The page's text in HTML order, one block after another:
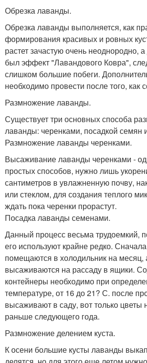
Обрезка лаванды.
Обрезка лаванды выполняется, как
формирования красивых и ровных
растет зачастую очень неоднородно,
был эффект "Лавандового Ковра",
слишком большие побеги.
необходимо провести после того, как
Размножение лаванды.
Существует три основных способа
лаванды: черенками, посадкой семян
Размножение лаванды черенками.
Высаживание лаванды черенками -
простых способов, нужно лишь
сантиметров в увлажненную почву,
или стеклом, для создания теплого
ждать пока черенки прорастут.
Посадка лаванды семенами.
Данный процесс весьма трудоемкий,
его используют крайне редко.
помещаются в холодильник на месяц,
высаживаются на рассаду в ящики.
контейнеры необходимо при
температуре, от 16 до 21? С. после
высаживают в саду, вот только цветы
раньше следующего года.
Размножение делением куста.
К осени большие кусты лаванды